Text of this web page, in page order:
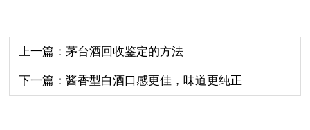
上一篇：茅台酒回收鉴定的方法
下一篇：酱香型白酒口感更佳，味道更纯正